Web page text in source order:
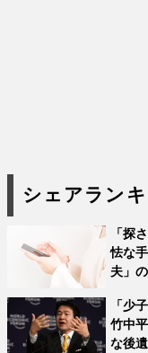
シェアラン
「探
怯な
夫」
「少
竹中
な後